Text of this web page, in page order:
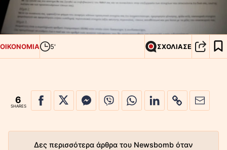
ΟΙΚΟΝΟΜΙΑ 5' ΣΧΟΛΙΑΣΕ
6
SHARES
Δες περισσότερα άρθρα του Newsbomb όταν